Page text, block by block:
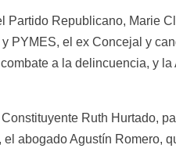
Partido Republicano, Marie
PYMES, el ex Concejal y
a la delincuencia, y
Ruth Hurtado,
abogado Agustín Romero,